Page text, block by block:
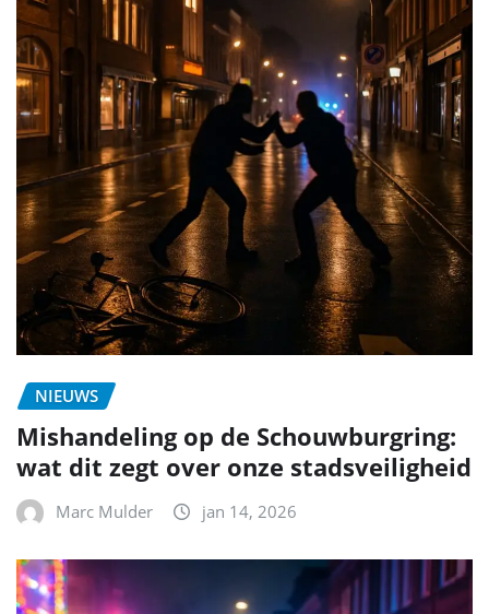
NIEUWS
Mishandeling op de Schouwburgring:
wat dit zegt over onze stadsveiligheid
Marc Mulder jan 14, 2026